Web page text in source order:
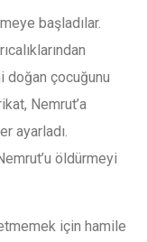
başladılar.
doğan çocuğunu
Nemrut’a
ayarladı.
öldürmeyi
için hamile